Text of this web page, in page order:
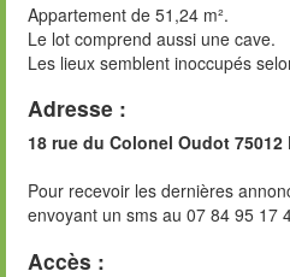
Appartement de 51,24 m².
Le lot comprend aussi une cave.
Les lieux semblent inoccupés
Adresse :
18 rue du Colonel Oudot 75012
Pour recevoir les dernières
envoyant un sms au 07 84 95 17
Accès :